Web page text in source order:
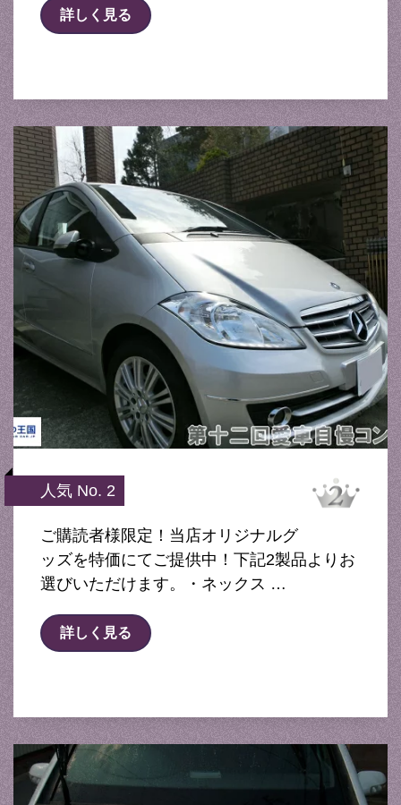
詳しく見る
人気 No. 2
ご購読者様限定！当店オリジナルグ
ッズを特価にてご提供中！下記2製品よりお
選びいただけます。・ネックス …
詳しく見る